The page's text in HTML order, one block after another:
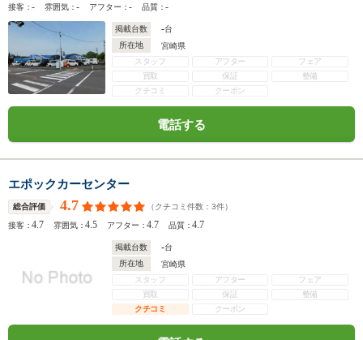
接客：- 雰囲気：- アフター：- 品質：-
掲載台数 -台
所在地
宮崎県
スタッフ
アフター
フェア
買取
保証
整備
クチコミ
クーポン
電話する
エポックカーセンター
総合評価 4.7 （クチコミ件数： 3件）
接客：4.7 雰囲気：4.5 アフター：4.7 品質：4.7
掲載台数 -台
所在地
宮崎県
スタッフ
アフター
フェア
買取
保証
整備
クチコミ
クーポン